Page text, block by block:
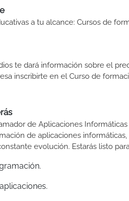
a tu alcance: Cursos de
te dará información sobre el
inscribirte en el Curso de
de Aplicaciones
de aplicaciones
evolución. Estarás listo